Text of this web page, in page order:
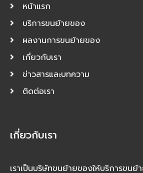
หน้าแรก
บริการขนย้ายของ
ผลงานการขนย้ายของ
เกี่ยวกับเรา
ข่าวสารและบทความ
ติดต่อเรา
เกี่ยวกับเรา
เราเป็นบริษัทขนย้ายของให้บริการขนย้